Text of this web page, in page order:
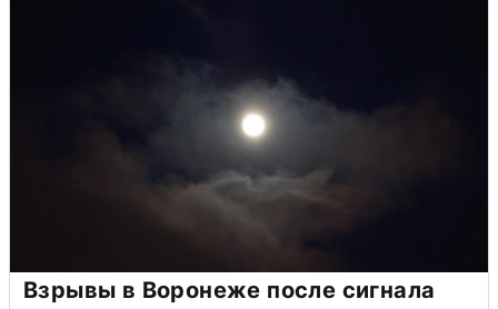
Взрывы в Воронеже после сигнала